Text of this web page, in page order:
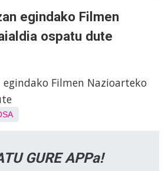
egindako Filmen
ospatu dute
Filmen Nazioarteko
GURE APPa!